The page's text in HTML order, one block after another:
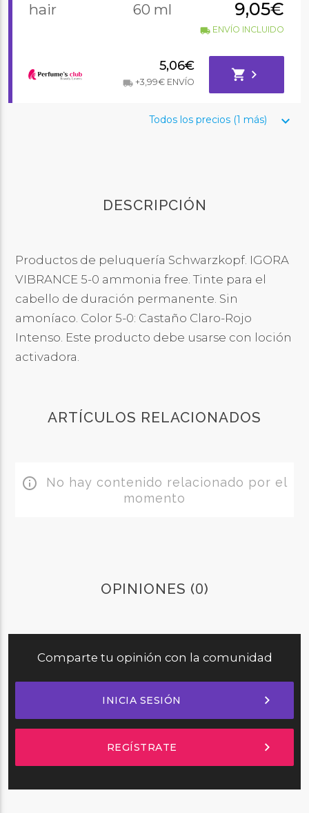
hair 60 ml 9,05€
local_shippingENVÍO INCLUIDO
5,06€
local_shipping+3,99€ ENVÍO shopping_cart chevron_right
keyboard_arrow_down
Todos los precios (1 más)
DESCRIPCIÓN
Productos de peluquería Schwarzkopf. IGORA
VIBRANCE 5-0 ammonia free. Tinte para el
cabello de duración permanente. Sin
amoníaco. Color 5-0: Castaño Claro-Rojo
Intenso. Este producto debe usarse con loción
activadora.
ARTÍCULOS RELACIONADOS
info_outline No hay contenido relacionado por el
momento
OPINIONES (0)
Comparte tu opinión con la comunidad
INICIA SESIÓN chevron_right
REGÍSTRATE chevron_right